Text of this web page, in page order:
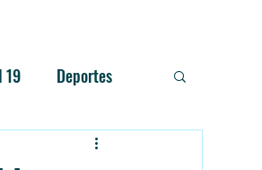
19 Deportes